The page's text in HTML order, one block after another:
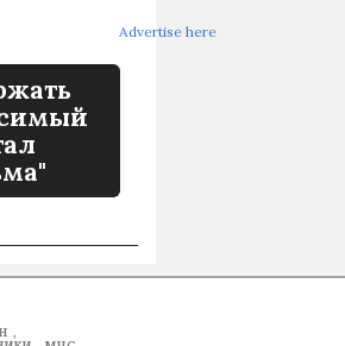
Advertise here